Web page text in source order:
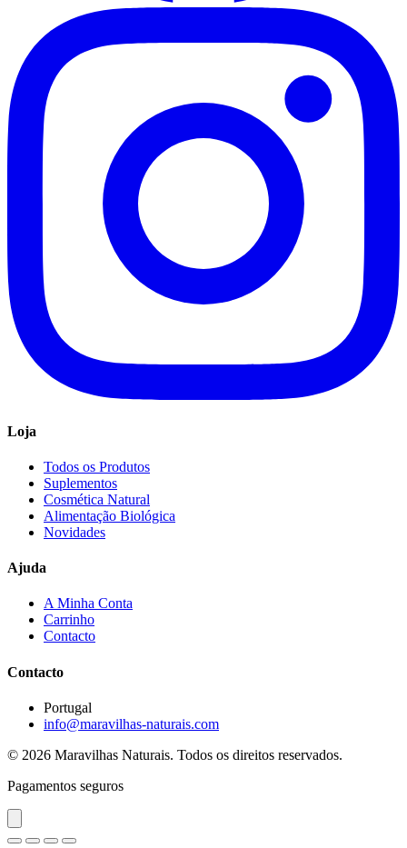
Loja
Todos os Produtos
Suplementos
Cosmética Natural
Alimentação Biológica
Novidades
Ajuda
A Minha Conta
Carrinho
Contacto
Contacto
Portugal
info@maravilhas-naturais.com
© 2026 Maravilhas Naturais. Todos os direitos reservados.
Pagamentos seguros